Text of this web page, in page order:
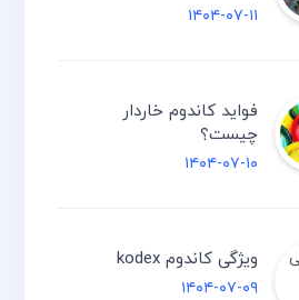
۱۴۰۴-۰۷-۱۱
فواید کاندوم خاردار
چیست؟
۱۴۰۴-۰۷-۱۰
ویژگی کاندوم kodex
۱۴۰۴-۰۷-۰۹